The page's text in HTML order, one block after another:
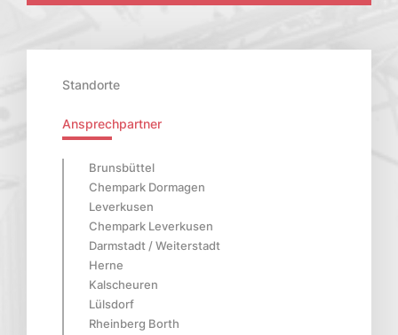
Standorte
Ansprechpartner
Brunsbüttel
Chempark Dormagen
Leverkusen
Chempark Leverkusen
Darmstadt / Weiterstadt
Herne
Kalscheuren
Lülsdorf
Rheinberg Borth